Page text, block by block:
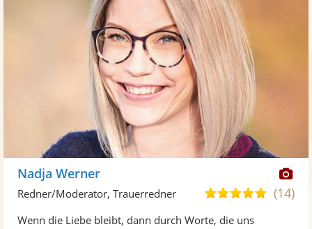
Nadja Werner
5,0(14)
Redner/Moderator, Trauerredner
Wenn die Liebe bleibt, dann durch Worte, die uns